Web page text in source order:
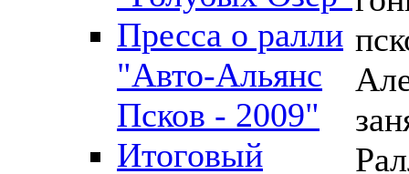
Пресса о ралли
"Авто-Альянс
Псков - 2009"
Итоговый